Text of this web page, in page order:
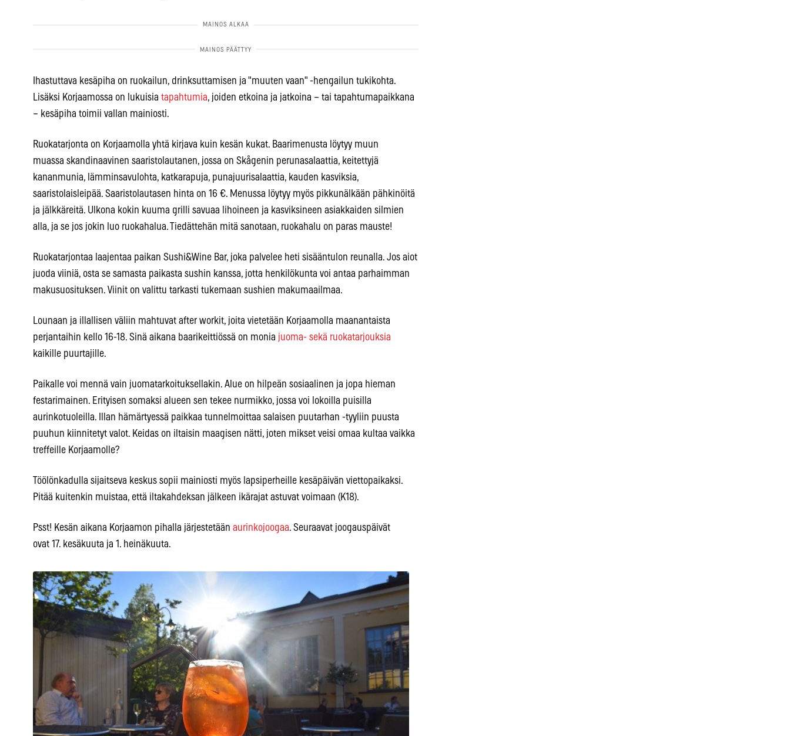
Ihastuttava kesäpiha on ruokailun, drinksuttamisen ja "muuten vaan" -hengailun tukikohta.
Lisäksi Korjaamossa on lukuisia tapahtumia, joiden etkoina ja jatkoina – tai tapahtumapaikkana
– kesäpiha toimii vallan mainiosti.
Ruokatarjonta on Korjaamolla yhtä kirjava kuin kesän kukat. Baarimenusta löytyy muun
muassa skandinaavinen saaristolautanen, jossa on Skågenin perunasalaattia, keitettyjä
kananmunia, lämminsavulohta, katkarapuja, punajuurisalaattia, kauden kasviksia,
saaristolaisleipää. Saaristolautasen hinta on 16 €. Menussa löytyy myös pikkunälkään pähkinöitä
ja jälkkäreitä. Ulkona kokin kuuma grilli savuaa lihoineen ja kasviksineen asiakkaiden silmien
alla, ja se jos jokin luo ruokahalua. Tiedättehän mitä sanotaan, ruokahalu on paras mauste!
Ruokatarjontaa laajentaa paikan Sushi&Wine Bar, joka palvelee heti sisääntulon reunalla. Jos aiot
juoda viiniä, osta se samasta paikasta sushin kanssa, jotta henkilökunta voi antaa parhaimman
makusuosituksen. Viinit on valittu tarkasti tukemaan sushien makumaailmaa.
Lounaan ja illallisen väliin mahtuvat after workit, joita vietetään Korjaamolla maanantaista
perjantaihin kello 16-18. Sinä aikana baarikeittiössä on monia juoma- sekä ruokatarjouksia
kaikille puurtajille.
Paikalle voi mennä vain juomatarkoituksellakin. Alue on hilpeän sosiaalinen ja jopa hieman
festarimainen. Erityisen somaksi alueen sen tekee nurmikko, jossa voi lokoilla puisilla
aurinkotuoleilla. Illan hämärtyessä paikkaa tunnelmoittaa salaisen puutarhan -tyyliin puusta
puuhun kiinnitetyt valot. Keidas on iltaisin maagisen nätti, joten mikset veisi omaa kultaa vaikka
treffeille Korjaamolle?
Töölönkadulla sijaitseva keskus sopii mainiosti myös lapsiperheille kesäpäivän viettopaikaksi.
Pitää kuitenkin muistaa, että iltakahdeksan jälkeen ikärajat astuvat voimaan (K18).
Psst! Kesän aikana Korjaamon pihalla järjestetään aurinkojoogaa. Seuraavat joogauspäivät
ovat 17. kesäkuuta ja 1. heinäkuuta.